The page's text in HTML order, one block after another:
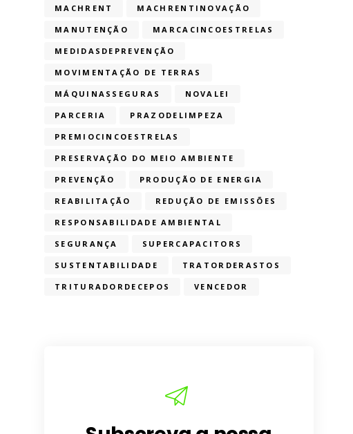
MACHRENT MACHRENTINOVAÇÃO
MANUTENÇÃO MARCACINCOESTRELAS
MEDIDASDEPREVENÇÃO
MOVIMENTAÇÃO DE TERRAS
MÁQUINASSEGURAS NOVALEI
PARCERIA PRAZODELIMPEZA
PREMIOCINCOESTRELAS
PRESERVAÇÃO DO MEIO AMBIENTE
PREVENÇÃO PRODUÇÃO DE ENERGIA
REABILITAÇÃO REDUÇÃO DE EMISSÕES
RESPONSABILIDADE AMBIENTAL
SEGURANÇA SUPERCAPACITORS
SUSTENTABILIDADE TRATORDERASTOS
TRITURADORDECEPOS VENCEDOR